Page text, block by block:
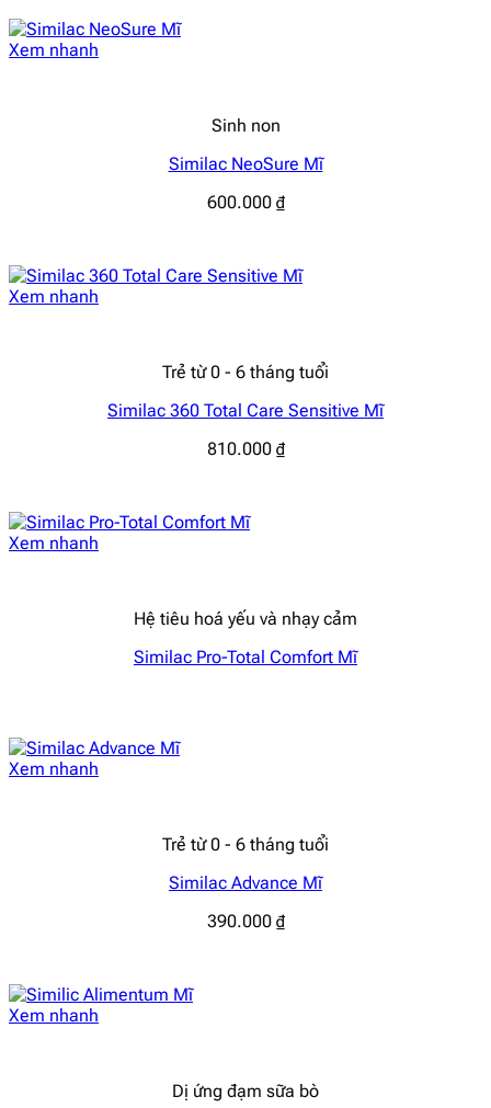
Xem nhanh
Sinh non
Similac NeoSure Mĩ
600.000 ₫
Xem nhanh
Trẻ từ 0 - 6 tháng tuổi
Similac 360 Total Care Sensitive Mĩ
810.000 ₫
Xem nhanh
Hệ tiêu hoá yếu và nhạy cảm
Similac Pro-Total Comfort Mĩ
Xem nhanh
Trẻ từ 0 - 6 tháng tuổi
Similac Advance Mĩ
390.000 ₫
Xem nhanh
Dị ứng đạm sữa bò